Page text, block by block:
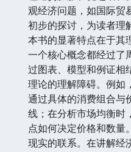
观经济问题，如国际贸
初步的探讨，为读者理
本书的显著特点在于其
一个核心概念都经过了
过图表、模型和例证相
理论的理解障碍。例如
通过具体的消费组合与
线；在分析市场均衡时
点如何决定价格和数量
现实的联系。在讲解经